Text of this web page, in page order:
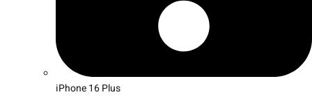
iPhone 16 Plus